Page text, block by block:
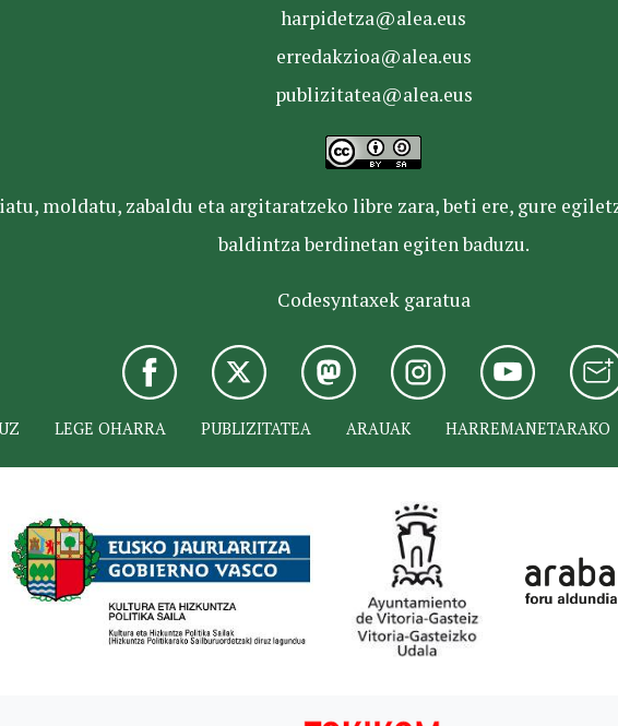
harpidetza@alea.eus
erredakzioa@alea.eus
publizitatea@alea.eus
moldatu, zabaldu eta argitaratzeko libre zara, beti ere, gure
baldintza berdinetan egiten baduzu.
Codesyntaxek garatua
LEGE OHARRA PUBLIZITATEA ARAUAK HARREMANETARAKO